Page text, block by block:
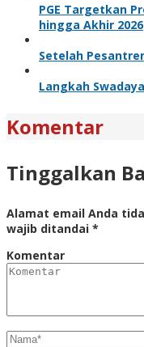
PGE Targetkan
hingga Akhir 2026
Setelah
Langkah
Komentar
Tinggalkan
Alamat email Anda
wajib ditandai *
Komentar